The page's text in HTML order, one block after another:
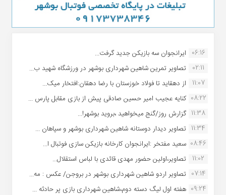
06:16 ایرانجوان سه بازیکن جدید گرفت...
02:11
تصاویر تمرین شاهین شهردارى بوشهر در ورزشگاه شهید ب...
11:07
از دهقاید تا فولاد خوزستان با رضا دهقان:افتخار میک...
08:22 کنایه عجیب امیر حسین صادقی پیش از بازی مقابل پارس ...
11:38 گزارش روز/گنج میخواهید ،بروید بوشهر!...
11:34 تصاویر دیدار دوستانه شاهین شهردارى بوشهر و سپاهان ...
08:46 سعید مفتخر :ایرانجوان کارخانه بازیکن سازی فوتبال ا...
11:02
تصاویر،اولین حضور مهدی قائدی با لباس استقلال...
07:14 تصاویر اردو شاهین شهرداری بوشهر در بروجن/ عکس : مه...
09:24 هفته اول لیگ دسته دوم،شاهین شهرداری بازی پر حادثه ...